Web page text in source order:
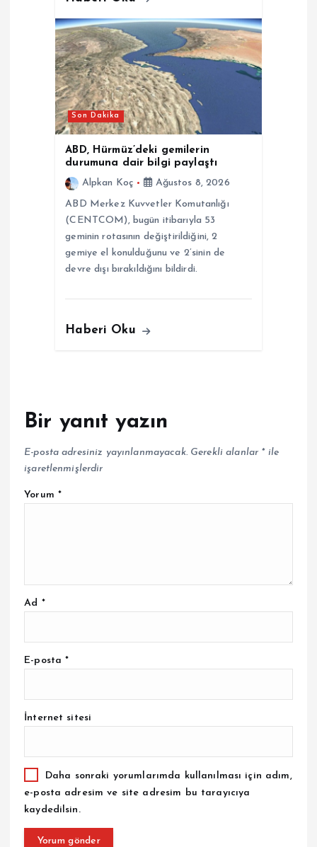
Son Dakika
ABD, Hürmüz’deki gemilerin
durumuna dair bilgi paylaştı
Alpkan Koç
Ağustos 8, 2026
ABD Merkez Kuvvetler Komutanlığı
(CENTCOM), bugün itibarıyla 53
geminin rotasının değiştirildiğini, 2
gemiye el konulduğunu ve 2’sinin de
devre dışı bırakıldığını bildirdi.
Haberi Oku
Bir yanıt yazın
E-posta adresiniz yayınlanmayacak. Gerekli alanlar *ile
işaretlenmişlerdir
Yorum *
Ad *
E-posta*
İnternet sitesi
Daha sonraki yorumlarımda kullanılması için adım,
e-posta adresim ve site adresim bu tarayıcıya
kaydedilsin.